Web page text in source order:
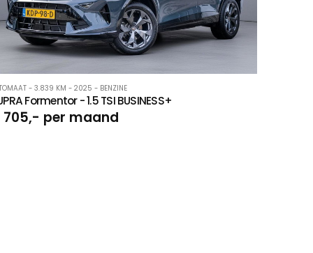
- 3.839 KM - 2025 - BENZINE
Formentor - 1.5 TSI BUSINESS+
per maand